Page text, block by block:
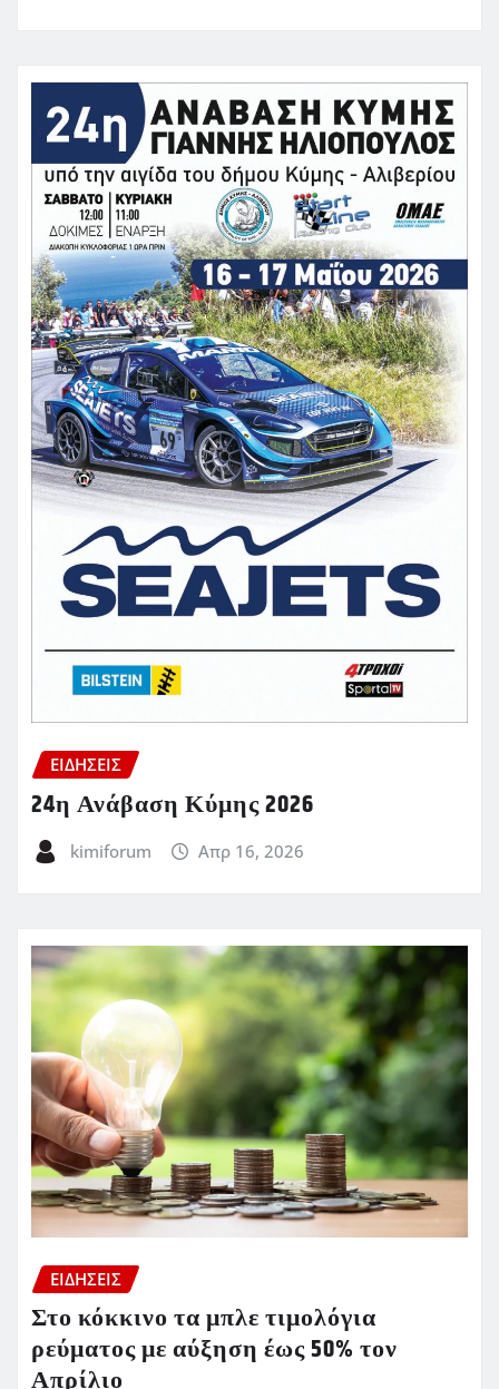
ΕΙΔΗΣΕΙΣ
24η Ανάβαση Κύμης 2026
kimiforum Απρ 16, 2026
ΕΙΔΗΣΕΙΣ
Στο κόκκινο τα μπλε τιμολόγια
ρεύματος με αύξηση έως 50% τον